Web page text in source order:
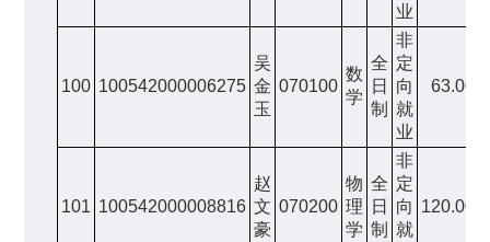
业
100 100542000006275
吴
金
玉
070100
数
学
全
日
制
非
定
向
就
业
63.00
101 100542000008816
赵
文
豪
070200
物
理
学
全
日
制
非
定
向
就
120.00